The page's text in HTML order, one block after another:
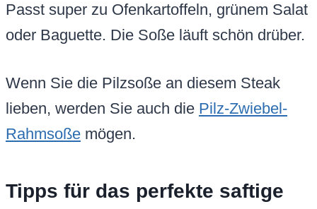
Passt super zu Ofenkartoffeln, grünem Salat
oder Baguette. Die Soße läuft schön drüber.
Wenn Sie die Pilzsoße an diesem Steak
lieben, werden Sie auch die Pilz-Zwiebel-
Rahmsoße mögen.
Tipps für das perfekte saftige